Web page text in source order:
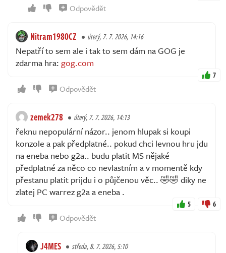
Odpovědět
Nitram1980CZ úterý, 7. 7. 2026, 14:16
Nepatří to sem ale i tak to sem dám na GOG je
zdarma hra: gog.com
7
Odpovědět
zemek278 úterý, 7. 7. 2026, 14:13
řeknu nepopulární názor.. jenom hlupak si koupi
konzole a pak předplatné.. pokud chci levnou hru jdu
na eneba nebo g2a.. budu platit MS nějaké
předplatné za něco co nevlastním a v momentě kdy
přestanu platit prijdu i o půjčenou věc.. 🤣🤣 diky ne
zlatej PC warrez g2a a eneba .
5 6
Odpovědět
J4MES středa, 8. 7. 2026, 5:10